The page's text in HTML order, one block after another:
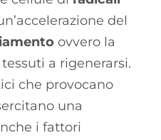
del
ovvero la
a rigenerarsi.
che provocano
una
i fattori